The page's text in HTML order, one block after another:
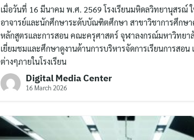
เมื่อวันที่ 16 มีนาคม พ.ศ. 2569 โรงเรียนมหิดลวิทยานุสรณ์
อาจารย์และนักศึกษาระดับบัณฑิตศึกษา สาขาวิชาการศึกษ
หลักสูตรและการสอน คณะครุศาสตร์ จุฬาลงกรณ์มหาวิทยาลั
เยี่ยมชมและศึกษาดูงานด้านการบริหารจัดการเรียนการสอน
ต่างๆภายในโรงเรียน
Digital Media Center
16 March 2026